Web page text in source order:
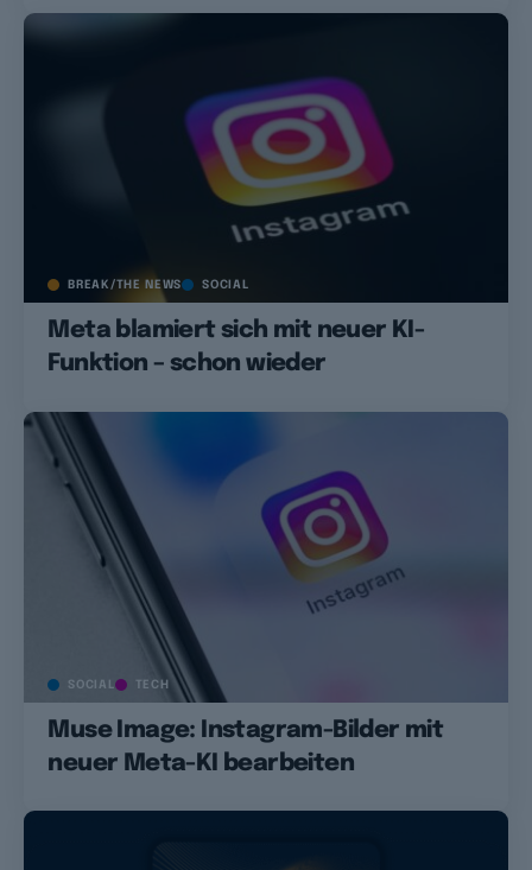
BREAK/THE NEWS SOCIAL
Meta blamiert sich mit neuer KI-
Funktion – schon wieder
SOCIAL TECH
Muse Image: Instagram-Bilder mit
neuer Meta-KI bearbeiten